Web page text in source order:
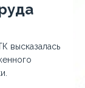
высказалась